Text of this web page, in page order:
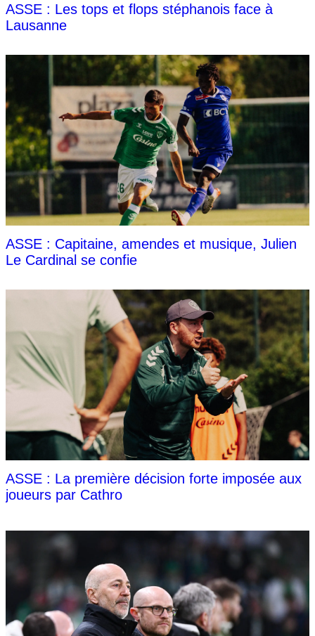
ASSE : Les tops et flops stéphanois face à
Lausanne
ASSE : Capitaine, amendes et musique, Julien
Le Cardinal se confie
ASSE : La première décision forte imposée aux
joueurs par Cathro